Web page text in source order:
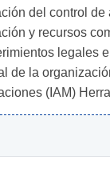
del control
y recursos
legales
de la
(IAM)